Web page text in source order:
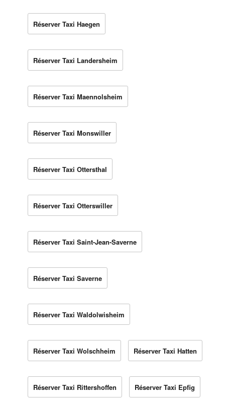
Réserver Taxi Haegen
Réserver Taxi Landersheim
Réserver Taxi Maennolsheim
Réserver Taxi Monswiller
Réserver Taxi Ottersthal
Réserver Taxi Otterswiller
Réserver Taxi Saint-Jean-Saverne
Réserver Taxi Saverne
Réserver Taxi Waldolwisheim
Réserver Taxi Wolschheim Réserver Taxi Hatten
Réserver Taxi Rittershoffen Réserver Taxi Epfig